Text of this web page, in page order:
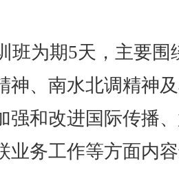
为期5天，主要围
神、南水北调精神
强和改进国际传播
业务工作等方面内